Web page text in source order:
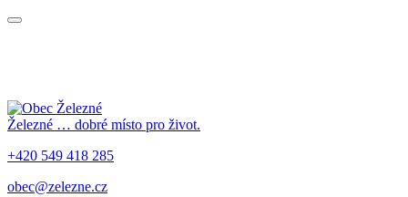
Železné … dobré místo pro život.
+420 549 418 285
obec@zelezne.cz